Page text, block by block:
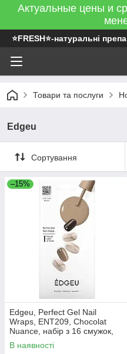
Актуальные цены и
⭐FRESH⭐-натуральні
Товари та послуги
Edgeu
Сортування
–15%
Edgeu, Perfect Gel Nail
Wraps, ENT209, Chocolat
Nuance, набір з 16 смужок,
Київ
В наявності